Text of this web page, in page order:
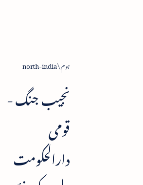
ہوم north-india
نجیب جنگ -
قومی
دارالحکومت